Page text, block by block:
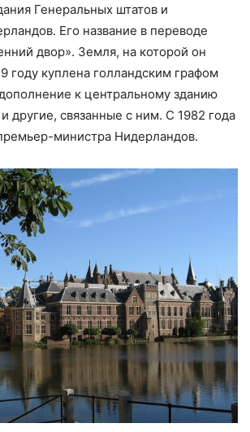
Генеральных штатов и
Его название в переводе
двор». Земля, на которой он
году куплена голландским графом
к центральному зданию
другие, связанные с ним. С 1982 года
министра Нидерландов.